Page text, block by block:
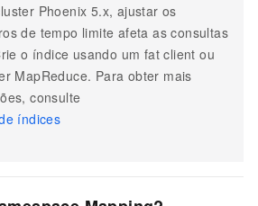
Phoenix 5.x, ajustar os
de tempo limite afeta as consultas
o índice usando um fat client ou
MapReduce. Para obter mais
consulte
índices